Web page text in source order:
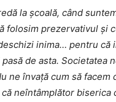
la școală, când
folosim prezervativul și
inima… pentru că
de asta. Societatea
ne învață cum să
neîntâmplător biserica